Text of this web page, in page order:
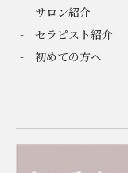
サロン紹介
セラピスト紹介
初めての方へ